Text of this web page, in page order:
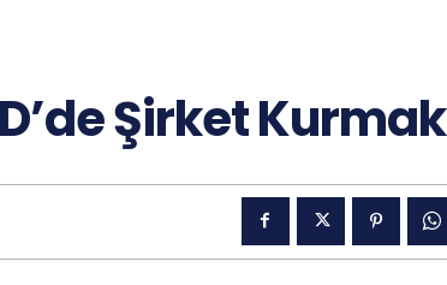
Şirket Kurmak